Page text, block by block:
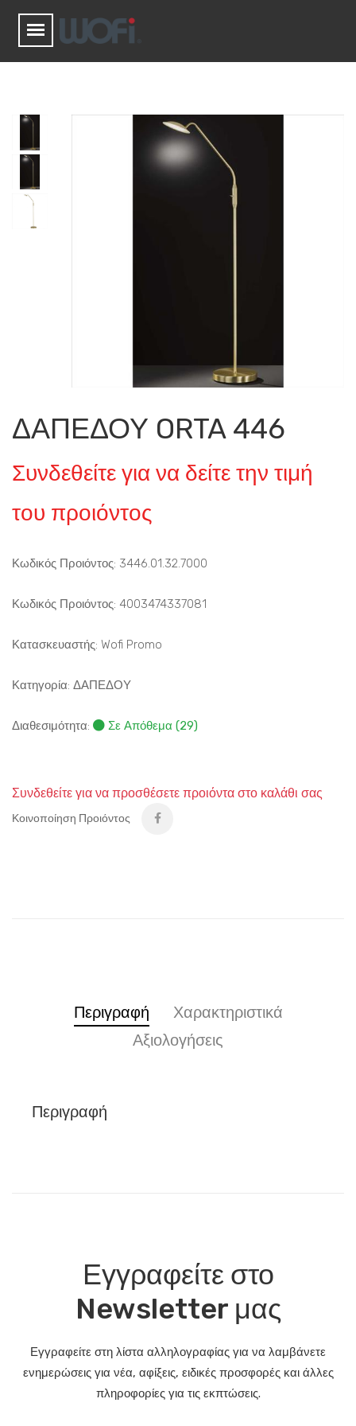
ΔΑΠΕΔΟΥ ORTA 446
Συνδεθείτε για να δείτε την τιμή
του προιόντος
Κωδικός Προιόντος: 3446.01.32.7000
Κωδικός Προιόντος: 4003474337081
Κατασκευαστής: Wofi Promo
Κατηγορία: ΔΑΠΕΔΟΥ
Διαθεσιμότητα: Σε Απόθεμα (29)
Συνδεθείτε για να προσθέσετε προιόντα στο καλάθι σας
Κοινοποίηση Προιόντος
Περιγραφή
Χαρακτηριστικά
Αξιολογήσεις
Περιγραφή
Εγγραφείτε στο
Newsletter μας
Εγγραφείτε στη λίστα αλληλογραφίας για να λαμβάνετε
ενημερώσεις για νέα, αφίξεις, ειδικές προσφορές και άλλες
πληροφορίες για τις εκπτώσεις.